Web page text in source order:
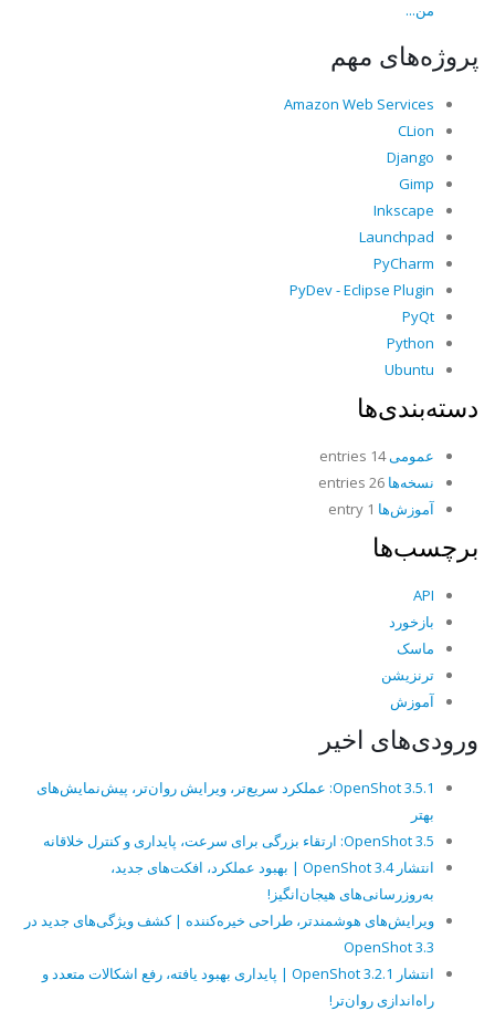
من...
پروژه‌های مهم
Amazon Web Services
CLion
Django
Gimp
Inkscape
Launchpad
PyCharm
PyDev - Eclipse Plugin
PyQt
Python
Ubuntu
دسته‌بندی‌ها
عمومی14 entries
نسخه‌ها
آموزش‌ها
برچسب‌ها
API
بازخورد
ماسک
ترنزیشن
آموزش
ورودی‌های اخیر
OpenShot 3.5.1: عملکرد سریع‌تر، ویرایش روان‌تر، پیش‌نمایش‌های
بهتر
OpenShot 3.5: ارتقاء بزرگی برای سرعت، پایداری و کنترل خلاقانه
انتشار OpenShot 3.4 | بهبود عملکرد، افکت‌های جدید،
به‌روزرسانی‌های هیجان‌انگیز!
ویرایش‌های هوشمندتر، طراحی خیره‌کننده | کشف ویژگی‌های جدید در
OpenShot 3.3
انتشار OpenShot 3.2.1 | پایداری بهبود یافته، رفع اشکالات متعدد و
راه‌اندازی روان‌تر!